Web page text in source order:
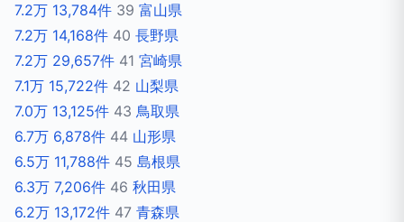
7.2万 13,784件 39 富山県
7.2万 14,168件 40 長野県
7.2万 29,657件 41 宮崎県
7.1万 15,722件 42 山梨県
7.0万 13,125件 43 鳥取県
6.7万 6,878件 44 山形県
6.5万 11,788件 45 島根県
6.3万 7,206件 46 秋田県
6.2万 13,172件 47 青森県